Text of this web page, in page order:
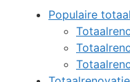
Populaire